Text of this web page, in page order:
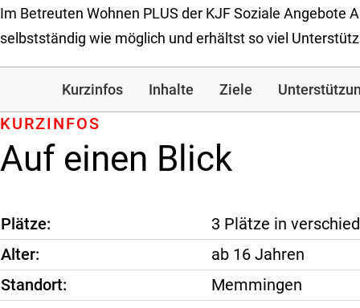
Im Betreuten Wohnen PLUS der KJF Soziale Angebote
selbstständig wie möglich und erhältst so viel
Kurzinfos Inhalte Ziele
Auf einen Blick
KURZINFOS
Plätze
3 Plätze in
Alter
ab 16 Jahren
Standort
Memmingen